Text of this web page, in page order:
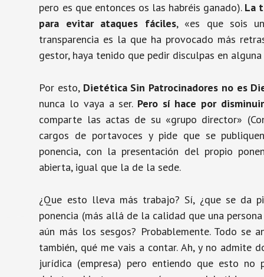
pero es que entonces os las habréis ganado). La
para evitar ataques fáciles, «es que sois
transparencia es la que ha provocado más
gestor, haya tenido que pedir disculpas en alguna
Por esto, Dietética Sin Patrocinadores no es
nunca lo vaya a ser. Pero sí hace por
comparte las actas de su «grupo director»
cargos de portavoces y pide que se
ponencia, con la presentación del propio
abierta, igual que la de la sede.
¿Que esto lleva más trabajo? Sí, ¿que se da
ponencia (más allá de la calidad que una
aún más los sesgos? Probablemente. Todo se
también, qué me vais a contar. Ah, y no admite
jurídica (empresa) pero entiendo que esto no